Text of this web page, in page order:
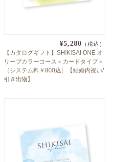
¥5,280 （税込）
【カタログギフト】SHIKISAI ONE オ
リーブカラーコース＜カードタイプ＞
（システム料￥800込）【結婚内祝い/
引き出物】